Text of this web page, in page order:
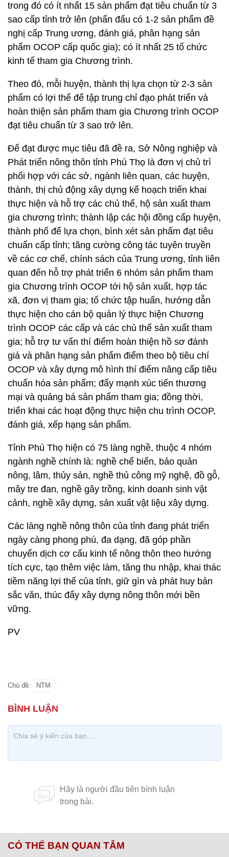
trong đó có ít nhất 15 sản phẩm đạt tiêu chuẩn từ 3
sao cấp tỉnh trở lên (phấn đấu có 1-2 sản phẩm đề
nghị cấp Trung ương, đánh giá, phân hạng sản
phẩm OCOP cấp quốc gia); có ít nhất 25 tổ chức
kinh tế tham gia Chương trình.
Theo đó, mỗi huyện, thành thị lựa chọn từ 2-3 sản
phẩm có lợi thế để tập trung chỉ đạo phát triển và
hoàn thiện sản phẩm tham gia Chương trình OCOP
đạt tiêu chuẩn từ 3 sao trở lên.
Để đạt được mục tiêu đã đề ra, Sở Nông nghiệp và
Phát triển nông thôn tỉnh Phú Thọ là đơn vị chủ trì
phối hợp với các sở, ngành liên quan, các huyện,
thành, thị chủ động xây dựng kế hoạch triển khai
thực hiện và hỗ trợ các chủ thể, hộ sản xuất tham
gia chương trình; thành lập các hội đồng cấp huyện,
thành phố để lựa chọn, bình xét sản phẩm đạt tiêu
chuẩn cấp tỉnh; tăng cường công tác tuyên truyền
về các cơ chế, chính sách của Trung ương, tỉnh liên
quan đến hỗ trợ phát triển 6 nhóm sản phẩm tham
gia Chương trình OCOP tới hộ sản xuất, hợp tác
xã, đơn vị tham gia; tổ chức tập huấn, hướng dẫn
thực hiện cho cán bộ quản lý thực hiện Chương
trình OCOP các cấp và các chủ thể sản xuất tham
gia; hỗ trợ tư vấn thí điểm hoàn thiện hồ sơ đánh
giá và phân hạng sản phẩm điểm theo bộ tiêu chí
OCOP và xây dựng mô hình thí điểm nâng cấp tiêu
chuẩn hóa sản phẩm; đẩy mạnh xúc tiến thương
mại và quảng bá sản phẩm tham gia; đồng thời,
triển khai các hoạt động thực hiện chu trình OCOP,
đánh giá, xếp hạng sản phẩm.
Tỉnh Phú Thọ hiện có 75 làng nghề, thuộc 4 nhóm
ngành nghề chính là: nghề chế biến, bảo quản
nông, lâm, thủy sản, nghề thủ công mỹ nghệ, đồ gỗ,
mây tre đan, nghề gây trồng, kinh doanh sinh vật
cảnh, nghề xây dựng, sản xuất vật liệu xây dựng.
Các làng nghề nông thôn của tỉnh đang phát triển
ngày càng phong phú, đa dạng, đã góp phần
chuyển dịch cơ cấu kinh tế nông thôn theo hướng
tích cực, tạo thêm việc làm, tăng thu nhập, khai thác
tiềm năng lợi thế của tỉnh, giữ gìn và phát huy bản
sắc văn, thúc đẩy xây dựng nông thôn mới bền
vững.
PV
Chủ đề: NTM
CÓ THỂ BẠN QUAN TÂM